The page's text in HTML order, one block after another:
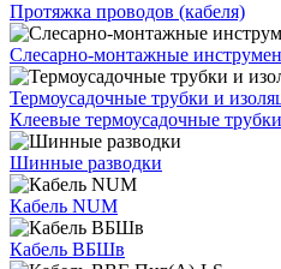
Протяжка проводов (кабеля)
Слесарно-монтажные
Термоусадочные трубки и
Клеевые термоусадочные трубки
Шинные разводки
Кабель NUM
Кабель ВБШв